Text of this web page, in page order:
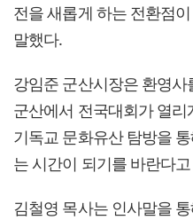
전을 새롭게 하는 전환점
말했다.
강임준 군산시장은 환영
군산에서 전국대회가 열
기독교 문화유산 탐방을
는 시간이 되기를 바란다
김철영 목사는 인사말을